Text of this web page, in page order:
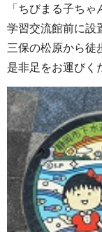
「ちびまる子ち
学習交流館前に設
三保の松原から徒
是非足をお運びく